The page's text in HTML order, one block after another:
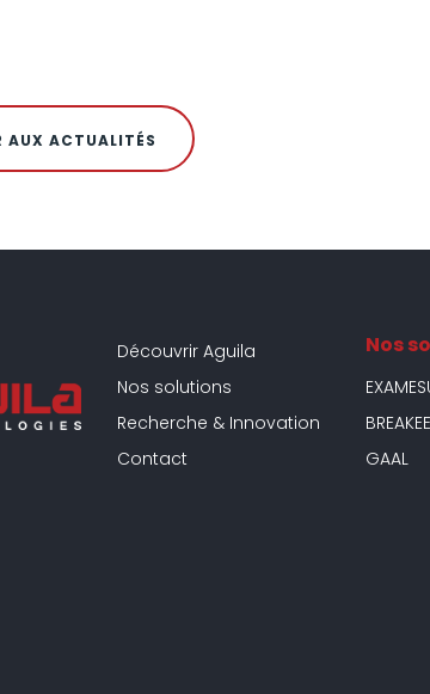
AUX ACTUALITÉS
Découvrir Aguila
Nos solutions
Recherche & Innovation
Contact
Nos
BREAKEE
GAAL